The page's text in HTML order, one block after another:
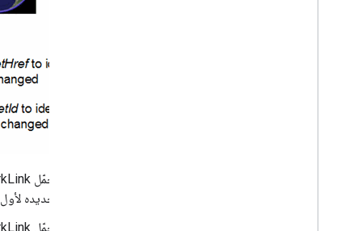
يحمّل NetworkLink ملف KML "الأصلي" إلى Google Earth. ويحتاج العنصر الذي يتم تحديثه لاحقًا إلى تحديد
تحديده